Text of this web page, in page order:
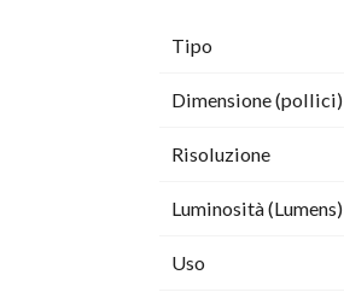
Tipo
Dimensione (pollici)
Risoluzione
Luminosità (Lumens)
Uso